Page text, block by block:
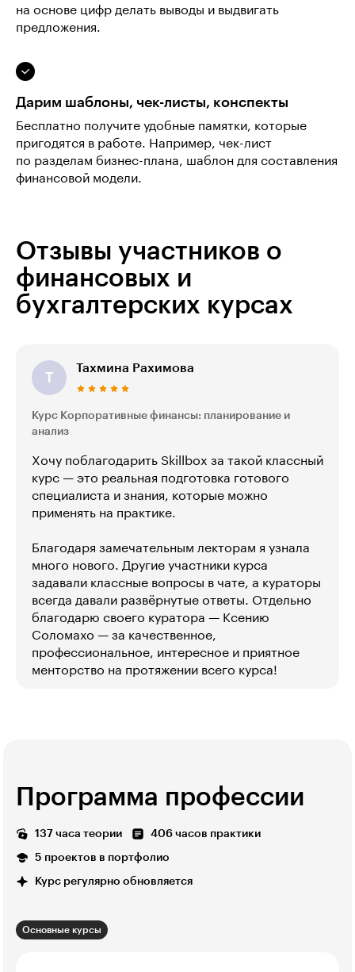
на основе цифр делать выводы и выдвигать
предложения.
Дарим шаблоны, чек-листы, конспекты
Бесплатно получите удобные памятки, которые
пригодятся в работе. Например, чек-лист
по разделам бизнес-плана, шаблон для составления
финансовой модели.
Отзывы участников о
финансовых и
бухгалтерских курсах
Т
Тахмина Рахимова
Курс Корпоративные финансы: планирование и
анализ
Хочу поблагодарить Skillbox за такой классный
курс — это реальная подготовка готового
специалиста и знания, которые можно
применять на практике.
Благодаря замечательным лекторам я узнала
много нового. Другие участники курса
задавали классные вопросы в чате, а кураторы
всегда давали развёрнутые ответы. Отдельно
благодарю своего куратора — Ксению
Соломахо — за качественное,
профессиональное, интересное и приятное
менторство на протяжении всего курса!
Программа профессии
137 часа теории 406 часов практики
5 проектов в портфолио
Курс регулярно обновляется
Основные курсы